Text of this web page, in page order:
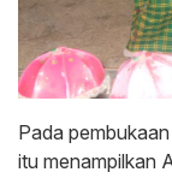
Pada
itu menampilkan